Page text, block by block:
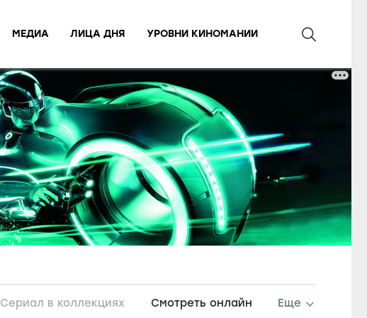
МЕДИА ЛИЦА ДНЯ УРОВНИ КИНОМАНИИ
Сериал в коллекциях Смотреть онлайн Еще